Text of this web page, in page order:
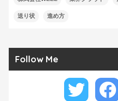
送り状 進め方
Follow Me